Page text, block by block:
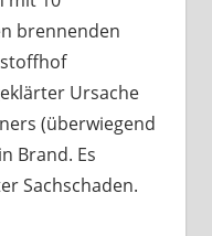
brennenden
Ursache
(überwiegend
Brand. Es
Sachschaden.